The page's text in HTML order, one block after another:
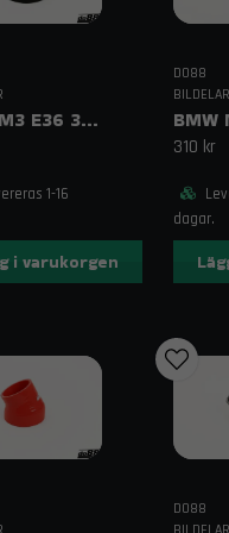
Behöver du teknisk rådgivning
bäst för just din BMW-modell?
för personlig
Sverige!
do88 BMW, BMW trimning,
BMW tuning, do88 intercooler
slangkit, BMW bankörning,
tillbehör
BMW, BMW performance
cooler kit, do88 silicone hoses
motorsport parts
BMW M3 E36 3.0 Spjällhusslang Svart
1-16
i varukorgen
DO88
BILDELAR
310 kr
dagar.
DO88